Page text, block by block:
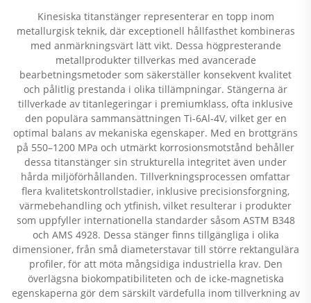
Kinesiska titanstänger representerar en topp inom
metallurgisk teknik, där exceptionell hållfasthet kombineras
med anmärkningsvärt lätt vikt. Dessa högpresterande
metallprodukter tillverkas med avancerade
bearbetningsmetoder som säkerställer konsekvent kvalitet
och pålitlig prestanda i olika tillämpningar. Stängerna är
tillverkade av titanlegeringar i premiumklass, ofta inklusive
den populära sammansättningen Ti-6Al-4V, vilket ger en
optimal balans av mekaniska egenskaper. Med en brottgräns
på 550–1200 MPa och utmärkt korrosionsmotstånd behåller
dessa titanstänger sin strukturella integritet även under
hårda miljöförhållanden. Tillverkningsprocessen omfattar
flera kvalitetskontrollstadier, inklusive precisionsforgning,
värmebehandling och ytfinish, vilket resulterar i produkter
som uppfyller internationella standarder såsom ASTM B348
och AMS 4928. Dessa stänger finns tillgängliga i olika
dimensioner, från små diameterstavar till större rektangulära
profiler, för att möta mångsidiga industriella krav. Den
överlägsna biokompatibiliteten och de icke-magnetiska
egenskaperna gör dem särskilt värdefulla inom tillverkning av